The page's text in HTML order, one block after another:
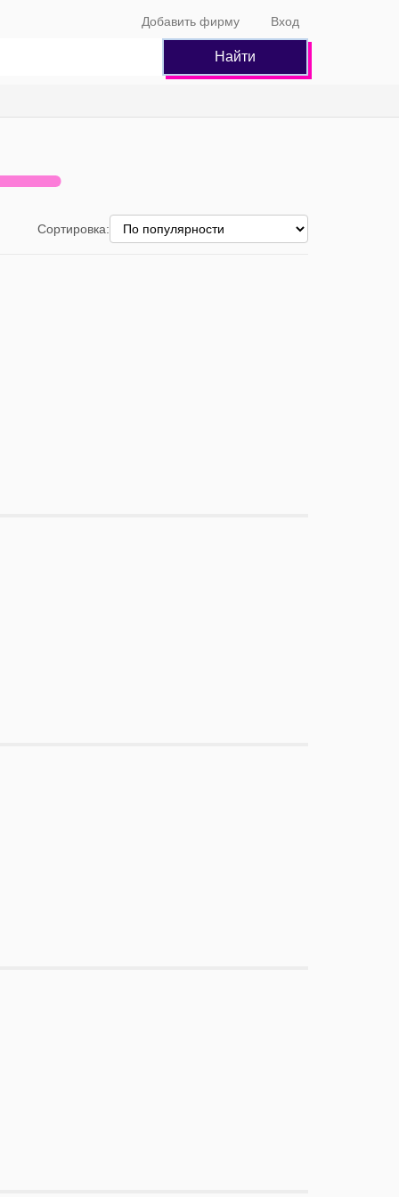
Добавить фирму Вход
Найти
Сортировка: